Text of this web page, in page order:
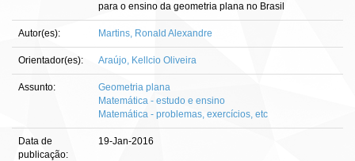
para o ensino da geometria plana no Brasil
Autor(es): Martins, Ronald Alexandre
Orientador(es): Araújo, Kellcio Oliveira
Assunto:
Geometria plana
Matemática - estudo e ensino
Matemática - problemas, exercícios, etc
Data de
publicação:
19-Jan-2016